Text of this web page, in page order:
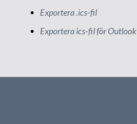
Exportera .ics-fil
Exportera ics-fil för Outlook